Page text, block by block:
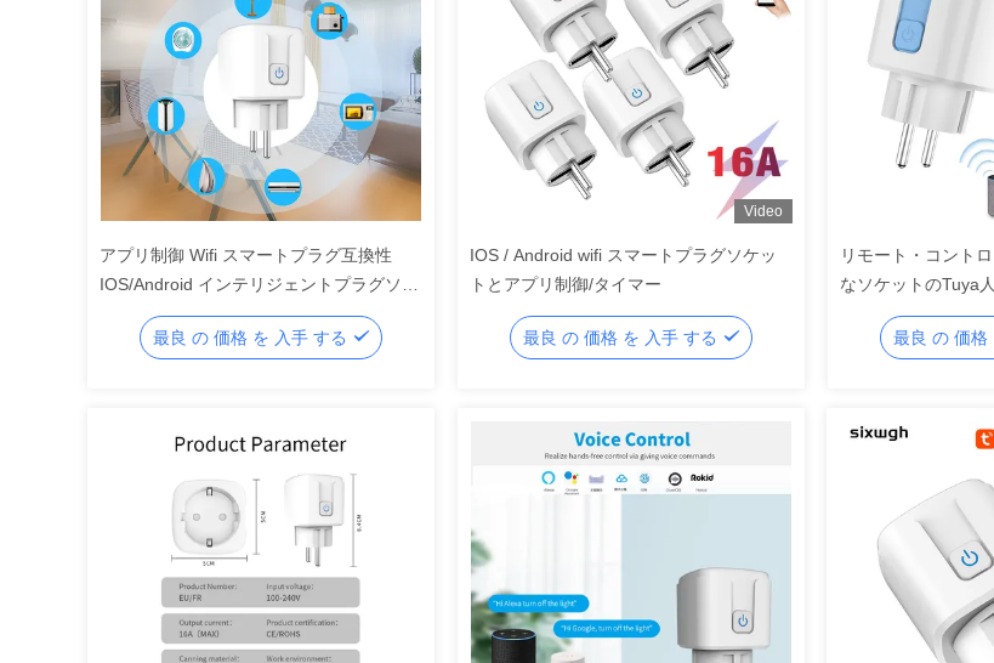
アプリ制御 Wifi スマートプラグ互換性
IOS/Android インテリジェントプラグソケ
最良 の 価格 を 入手 する
Video
IOS / Android wifi スマートプラグソケッ
トとアプリ制御/タイマー
最良 の 価格 を 入手 する
リモート・コント
なソケットのTuya
オートメーション
最良 の 価格